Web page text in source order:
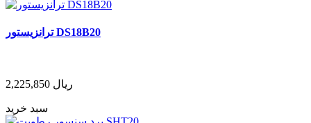
ترانزیستور DS18B20
2,225,850 ریال
سبد خرید